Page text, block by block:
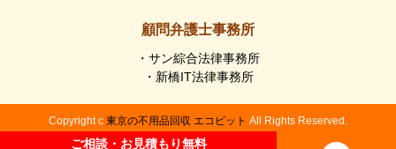
ご相談・お見積もり無料
ご相談・お見積もり無料
顧問弁護士事務所
・サン綜合法律事務所
・新橋IT法律事務所
Copyright c 東京の不用品回収 エコピット All Rights Reserved.
事業活動以外で発生した不用品や廃棄物でお困りの方は、